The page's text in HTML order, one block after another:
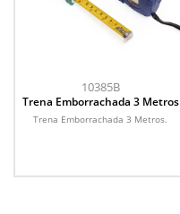
10385B
Trena Emborrachada 3 Metros
Trena Emborrachada 3 Metros.